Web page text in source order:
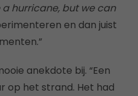
hurricane, but we can
en dan juist
anekdote bij. “Een
op het strand. Het had